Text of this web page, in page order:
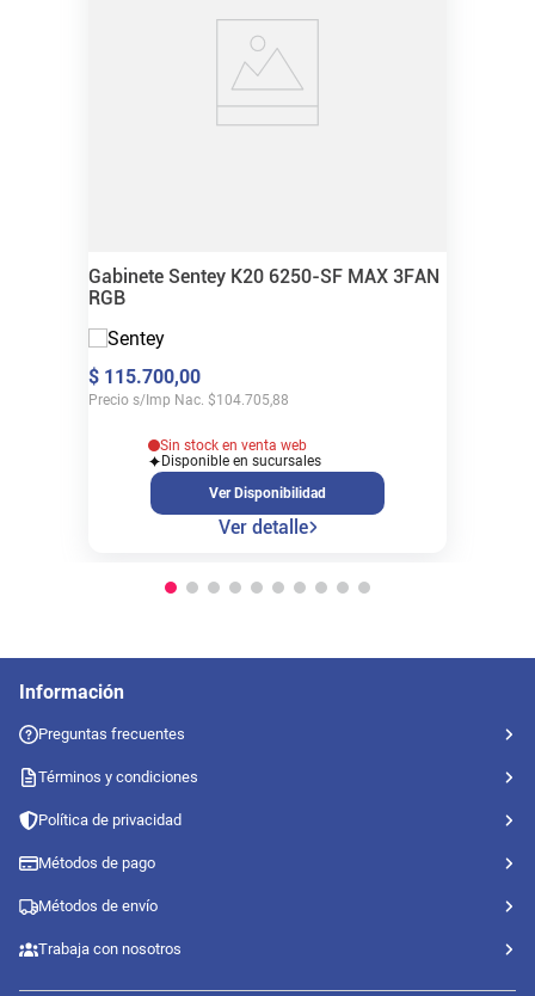
Gabinete Sentey K20 6250-SF MAX 3FAN
RGB
$ 115.700,00
Precio s/Imp Nac. $104.705,88
Sin stock en venta web
Disponible en sucursales
Ver Disponibilidad
Ver detalle
Información
Preguntas frecuentes
Términos y condiciones
Política de privacidad
Métodos de pago
Métodos de envío
Trabaja con nosotros